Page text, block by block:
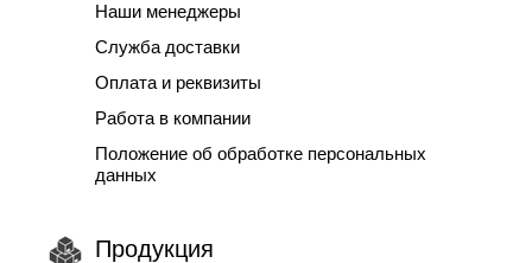
Наши менеджеры
Служба доставки
Оплата и реквизиты
Работа в компании
Положение об обработке персональных
данных
Продукция